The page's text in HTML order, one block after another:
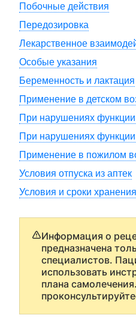
Побочные действия
Передозировка
Лекарственное
Особые указания
Беременность и лактация
Применение в детском
При нарушениях функции
При нарушениях функции
Применение в пожилом
Условия отпуска из аптек
Условия и сроки хранения
Информация о
предназначена
специалистов.
использовать
плана